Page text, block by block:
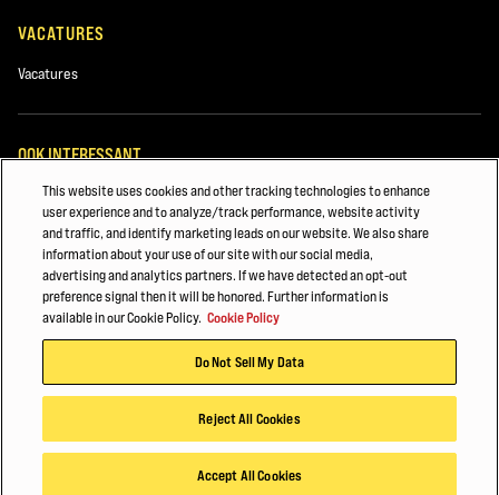
VACATURES
Vacatures
OOK INTERESSANT
Machineparkbeheer
Heftruckonderdelen
VEILIGHEID & TRAINING VAN VORKHEFTRUCKS
©2025 Hyster-Yale Materials Handling, Inc., alle rechten voorbehouden.
Privacybeleid Gebruiksvoorwaarden Cookiebeleid
This website uses cookies and other tracking technologies to enhance
user experience and to analyze/track performance, website activity
and traffic, and identify marketing leads on our website. We also share
information about your use of our site with our social media,
advertising and analytics partners. If we have detected an opt-out
preference signal then it will be honored. Further information is
available in our Cookie Policy. Cookie Policy
Do Not Sell My Data
Reject All Cookies
Accept All Cookies